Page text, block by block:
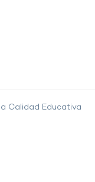
Calidad Educativa